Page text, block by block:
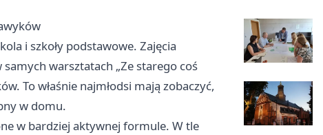
i szkoły podstawowe. Zajęcia
warsztatach „Ze starego coś
To właśnie najmłodsi mają zobaczyć,
w domu.
w bardziej aktywnej formule. W tle